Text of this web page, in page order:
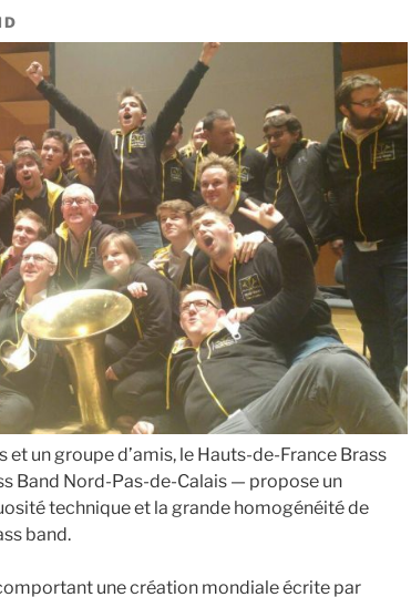
un groupe d’amis, le Hauts-de-France Brass
Band Nord-Pas-de-Calais — propose un
technique et la grande homogénéité de
band.
une création mondiale écrite par